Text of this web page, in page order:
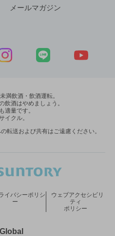
メールマガジン
満飲酒・飲酒運転。
飲酒はやめましょう。
適量です。
イクル。
転送および共有はご遠慮ください。
イバシーポリシ
ー
ウェブアクセシビリ
ティ
ポリシー
Global新しいウィンドウで開く